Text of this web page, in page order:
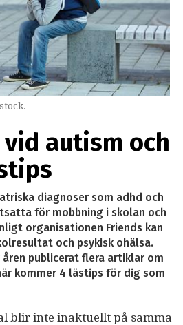
autism och
diagnoser som adhd och
för mobbning i skolan och
organisationen Friends kan
och psykisk ohälsa.
åren publicerat flera artiklar om
kommer 4 lästips för dig som
blir inte inaktuellt på samma